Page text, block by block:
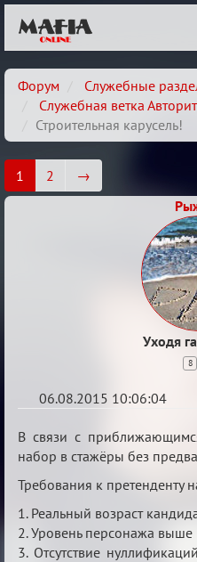
Форум
Служебные
Служебная ветка
Строительная карусель!
1 2
→
Уходя
8
06.08.2015 10:06:04
Строительная
карусель!
В связи с
набор в стажёры без
Требования к претенденту
1. Реальный возраст
2. Уровень персонажа выше
3. Отсутствие